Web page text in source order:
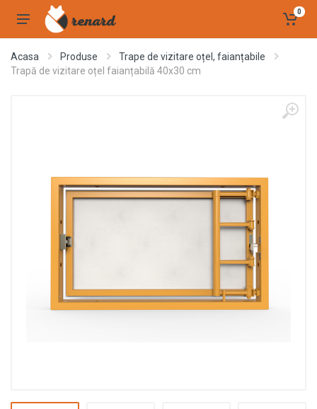
0
Acasa Produse
Trape de vizitare oțel, faianțabile
Trapă de vizitare oțel faianțabilă 40x30 cm